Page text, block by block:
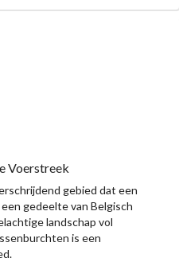
Voerstreek
gebied dat een
gedeelte van Belgisch
landschap vol
is een